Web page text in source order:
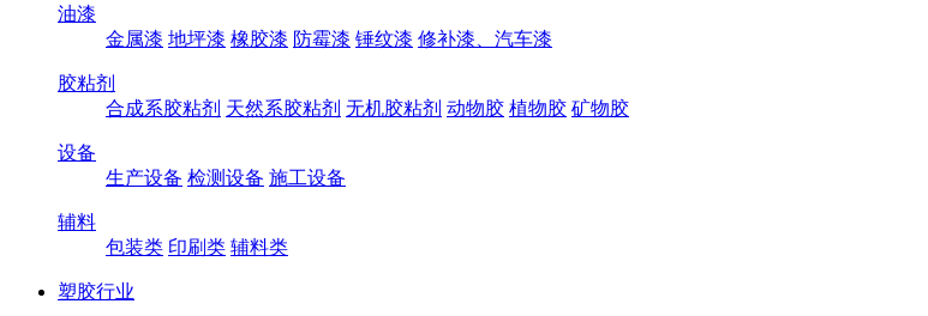
油漆
金属漆 地坪漆 橡胶漆 防霉漆 锤纹漆 修补漆、汽车漆
胶粘剂
合成系胶粘剂 天然系胶粘剂 无机胶粘剂 动物胶 植物胶 矿物胶
设备
生产设备 检测设备 施工设备
辅料
包装类 印刷类 辅料类
塑胶行业